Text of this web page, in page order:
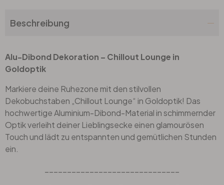
Beschreibung
Alu-Dibond Dekoration – Chillout Lounge in
Goldoptik
Markiere deine Ruhezone mit den stilvollen
Dekobuchstaben „Chillout Lounge“ in Goldoptik! Das
hochwertige Aluminium-Dibond-Material in schimmernder
Optik verleiht deiner Lieblingsecke einen glamourösen
Touch und lädt zu entspannten und gemütlichen Stunden
ein.